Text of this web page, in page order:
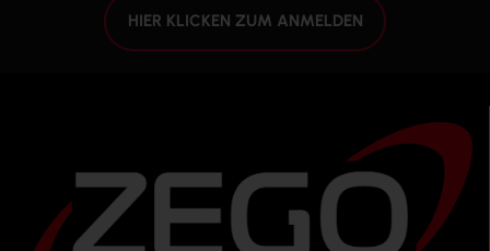
HIER KLICKEN ZUM ANMELDEN